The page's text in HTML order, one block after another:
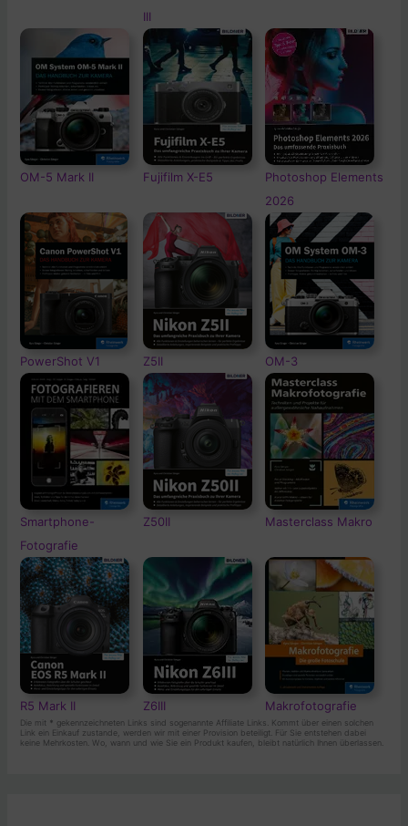
III
OM-5 Mark II Fujifilm X-E5
Photoshop Elements
2026
PowerShot V1 Z5II OM-3
Smartphone-
Fotografie
Z50II Masterclass Makro
R5 Mark II Z6III Makrofotografie
Die mit * gekennzeichneten Links sind sogenannte Affiliate Links. Kommt über einen solchen
Link ein Einkauf zustande, werden wir mit einer Provision beteiligt. Für Sie entstehen dabei
keine Mehrkosten. Wo, wann und wie Sie ein Produkt kaufen, bleibt natürlich Ihnen überlassen.